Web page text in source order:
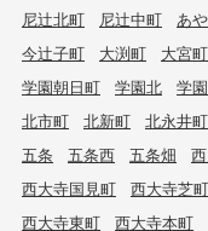
尼辻北町
尼辻中町 あ
今辻子町
大渕町 大宮町
学園朝日町
学園北 学
北市町
北新町 北永井町
五条
五条西 五条畑
西大寺国見町
西大寺芝町
西大寺東町
西大寺本町